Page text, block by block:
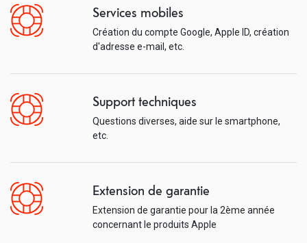
Services mobiles
Création du compte Google, Apple ID, création
d'adresse e-mail, etc.
Support techniques
Questions diverses, aide sur le smartphone,
etc.
Extension de garantie
Extension de garantie pour la 2ème année
concernant le produits Apple